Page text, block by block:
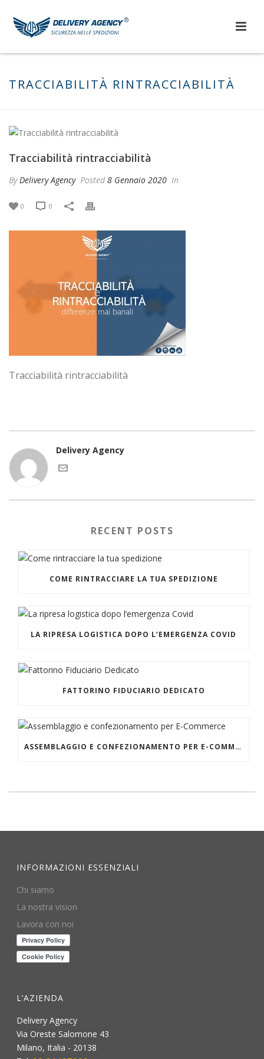
TRACCIABILITÀ RINTRACCIABILITÀ
Tracciabilità rintracciabilità
By Delivery Agency Posted 8 Gennaio 2020 In
0 0
Tracciabilità rintracciabilità
Delivery Agency
RECENT POSTS
COME RINTRACCIARE LA TUA SPEDIZIONE
LA RIPRESA LOGISTICA DOPO L’EMERGENZA COVID
FATTORINO FIDUCIARIO DEDICATO
ASSEMBLAGGIO E CONFEZIONAMENTO PER E-COMMERCE
INFORMAZIONI ESSENZIALI
Chi siamo
La nostra vision
Lavora con noi
L’AZIENDA
Delivery Agency
Via Oreste Salomone 43
Milano, Italia - 20138